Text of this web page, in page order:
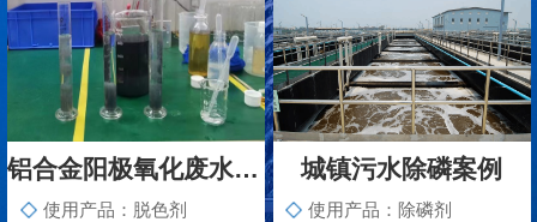
铝合金阳极氧化废水脱色案例
使用产品：脱色剂
城镇污水除磷案例
使用产品：除磷剂